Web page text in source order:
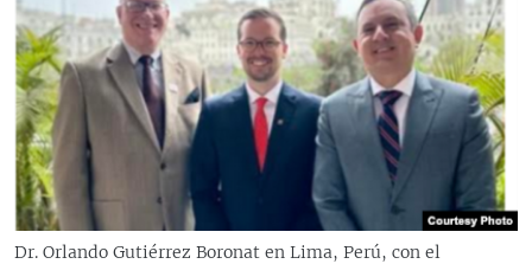
búsqueda
OPINIÓN GRÁFICA
AUDIOVISUALES MARTÍ
RADIO MARTÍ
ESPECIALES
ESPECIALES
LA REALIDAD DE LA VIVIENDA EN CUBA
MULTIMEDIA
EDITORIALES
Dr. Orlando Gutiérrez Boronat en Lima, Perú, con el